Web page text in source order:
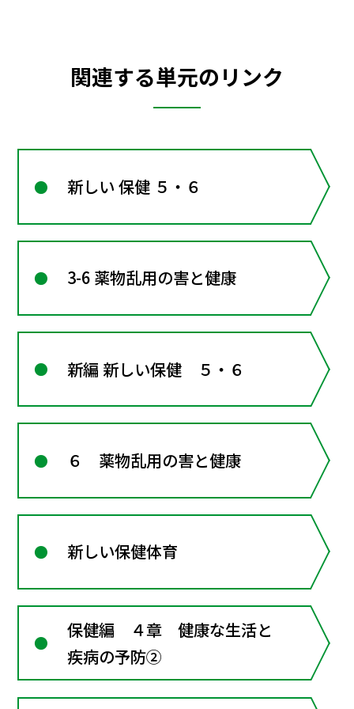
関連する単元のリンク
新しい 保健 ５・６
3-6 薬物乱用の害と健康
新編 新しい保健 ５・６
６ 薬物乱用の害と健康
新しい保健体育
保健編 ４章 健康な生活と
疾病の予防➁